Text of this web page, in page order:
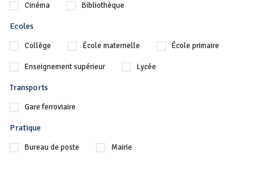
Cinéma Bibliothèque
Ecoles
Collège École maternelle École primaire
Enseignement supérieur Lycée
Transports
Gare ferroviaire
Pratique
Bureau de poste Mairie